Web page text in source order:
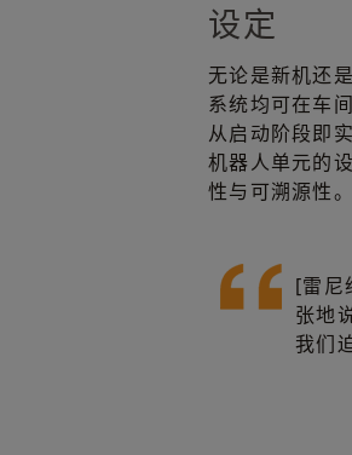
设定
无论是新机还
系统均可在车
从启动阶段即
机器人单元的
性与可溯源性。
[雷尼
张地
我们